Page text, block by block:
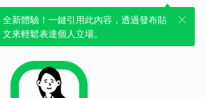
全新體驗！一鍵引用此內容，透過發布貼
文來輕鬆表達個人立場。